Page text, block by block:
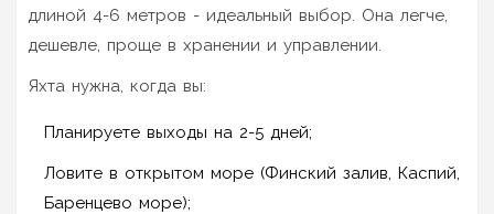
длиной 4-6 метров - идеальный выбор. Она легче,
дешевле, проще в хранении и управлении.
Яхта нужна, когда вы:
Планируете выходы на 2-5 дней;
Ловите в открытом море (Финский залив, Каспий,
Баренцево море);